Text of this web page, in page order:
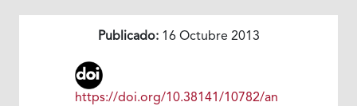
Publicado:16 Octubre 2013
https://doi.org/10.38141/10782/an